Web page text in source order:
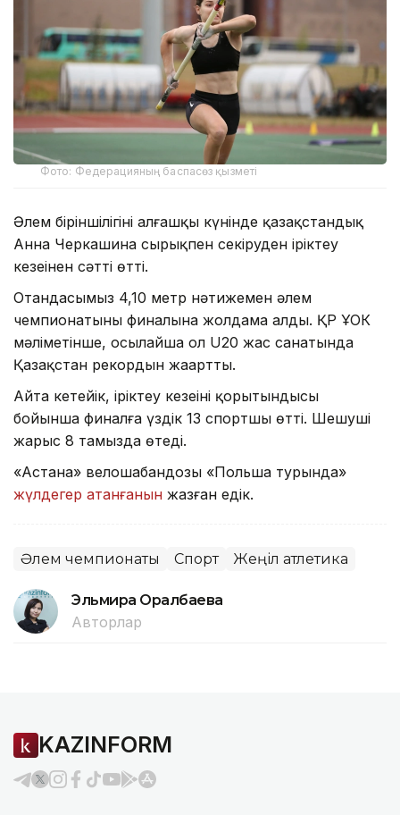
Фото: Федерацияның баспасөз қызметі
Әлем біріншілігінің алғашқы күнінде қазақстандық
Анна Черкашина сырықпен секіруден іріктеу
кезеңінен сәтті өтті.
Отандасымыз 4,10 метр нәтижемен әлем
чемпионатының финалына жолдама алды. ҚР ҰОК
мәліметінше, осылайша ол U20 жас санатында
Қазақстан рекордын жаңартты.
Айта кетейік, іріктеу кезеңінің қорытындысы
бойынша финалға үздік 13 спортшы өтті. Шешуші
жарыс 8 тамызда өтеді.
«Астана» велошабандозы «Польша турында»
жүлдегер атанғанын жазған едік.
Әлем чемпионаты Спорт Жеңіл атлетика
Эльмира Оралбаева
Авторлар
KAZINFORM